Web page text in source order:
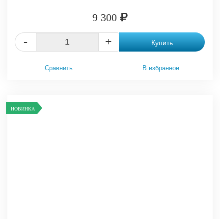
9 300
- + Купить
Сравнить В избранное
НОВИНКА